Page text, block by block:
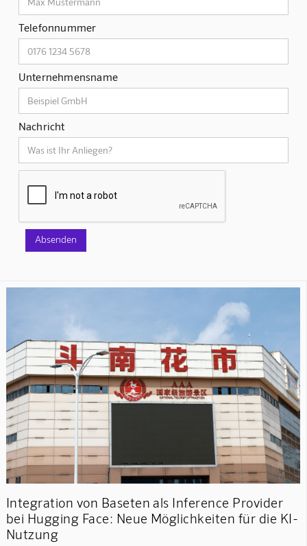
Telefonnummer
Unternehmensname
Nachricht
Integration von Baseten als Inference Provider
bei Hugging Face: Neue Möglichkeiten für die KI-
Nutzung